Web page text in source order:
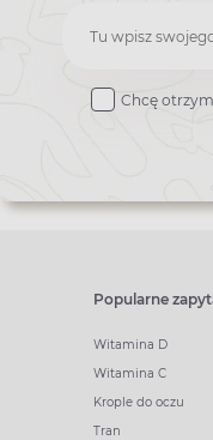
Zapisz
do
Chcę
Popularne
Witamina D
Witamina C
Krople do oczu
Tran